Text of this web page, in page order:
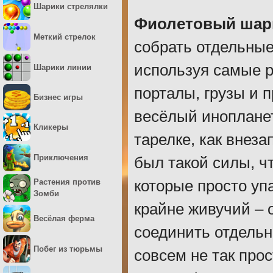
Фиолетовый
собрать
используя самые
порталы, грузы и
весёлый
тарелке, как
был такой силы,
которые просто
крайне живучий –
соединить
совсем не так
Шарики стрелялки
Меткий стрелок
Шарики линии
Бизнес игры
Кликеры
Приключения
Растения против
Зомби
Весёлая ферма
Побег из тюрьмы